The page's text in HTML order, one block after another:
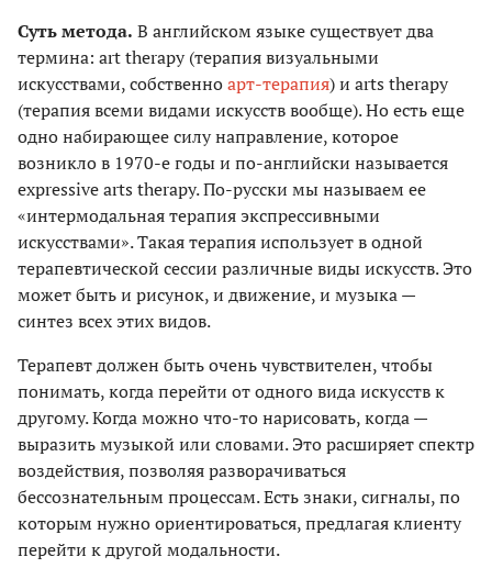
Суть метода. В английском языке существует два
термина: art therapy (терапия визуальными
искусствами, собственноарт-терапия) и arts therapy
(терапия всеми видами искусств вообще). Но есть еще
одно набирающее силу направление, которое
возникло в 1970-е годы и по-английски называется
expressive arts therapy. По-русски мы называем ее
«интермодальная терапия экспрессивными
искусствами». Такая терапия использует в одной
терапевтической сессии различные виды искусств. Это
может быть и рисунок, и движение, и музыка —
синтез всех этих видов.
Терапевт должен быть очень чувствителен, чтобы
понимать, когда перейти от одного вида искусств к
другому. Когда можно что-то нарисовать, когда —
выразить музыкой или словами. Это расширяет спектр
воздействия, позволяя разворачиваться
бессознательным процессам. Есть знаки, сигналы, по
которым нужно ориентироваться, предлагая клиенту
перейти к другой модальности.